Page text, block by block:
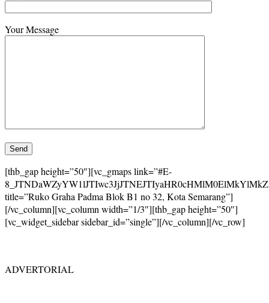
Your Message
[thb_gap height=”50″][vc_gmaps link=”#E-
title=”Ruko Graha Padma Blok B1 no 32, Kota Semarang”]
[/vc_column][vc_column width=”1/3″][thb_gap height=”50″]
[vc_widget_sidebar sidebar_id=”single”][/vc_column][/vc_row]
ADVERTORIAL